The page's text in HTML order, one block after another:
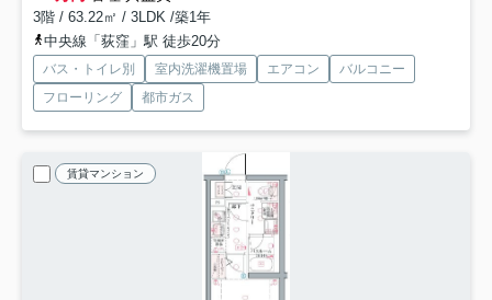
3階 / 63.22㎡ / 3LDK /築1年
中央線「荻窪」駅 徒歩20分
バス・トイレ別 室内洗濯機置場 エアコン
バルコニー
フローリング
都市ガス
賃貸マンション